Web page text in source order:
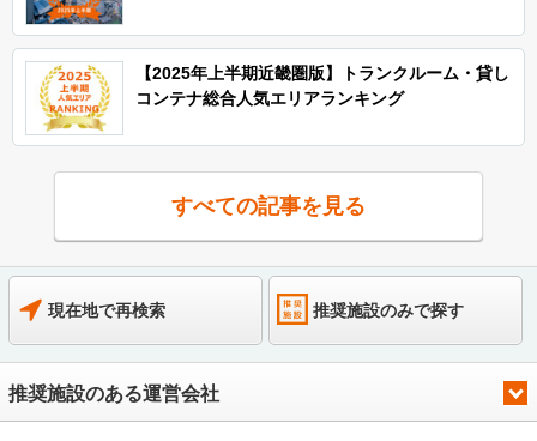
【2025年上半期近畿圏版】トランクルーム・貸し
コンテナ総合人気エリアランキング
すべての記事を見る
現在地で再検索 推奨施設のみで探す
推奨施設のある運営会社